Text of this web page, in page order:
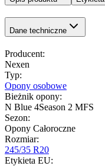
Dane techniczne
Producent:
Nexen
Typ:
Opony osobowe
Bieżnik opony:
N Blue 4Season 2 MFS
Sezon:
Opony Całoroczne
Rozmiar:
245/35 R20
Etykieta EU: